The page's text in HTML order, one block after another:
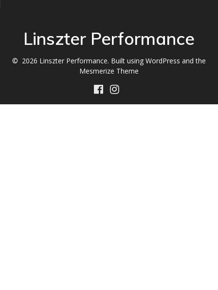
Linszter Performance
© 2026 Linszter Performance. Built using WordPress and the
Mesmerize Theme